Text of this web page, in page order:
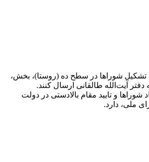
تشکیل شوراها در سطح ده (روستا)، بخش،
آیت‌الله طالقانی ارسال کنند.
و تایید مقام بالادستی در دولت
ملی، دارد.